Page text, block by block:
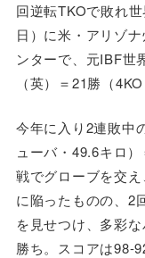
回逆転TKOで敗れ
日）に米・アリゾ
ンターで、元IBF世
（英）＝21勝（
今年に入り2連敗中
ューバ・49.6キロ
戦でグローブを交
に陥ったものの、2
を見せつけ、多彩
勝ち。スコアは98-